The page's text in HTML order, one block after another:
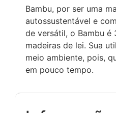
Bambu, por ser uma
autossustentável e
de versátil, o Bambu é
madeiras de lei. Sua
meio ambiente, pois,
em pouco tempo.